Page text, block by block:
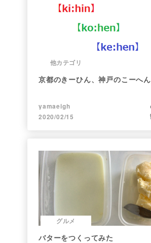
他カテゴリ
京都のきーひん、神戸のこーへん
yamaeigh
2020/02/15
グルメ
バターをつくってみた